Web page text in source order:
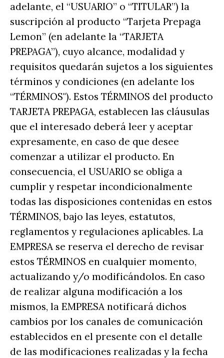
adelante, el “USUARIO” o “TITULAR”) la
suscripción al producto “Tarjeta Prepaga
Lemon” (en adelante la “TARJETA
PREPAGA”), cuyo alcance, modalidad y
requisitos quedarán sujetos a los siguientes
términos y condiciones (en adelante los
“TÉRMINOS"). Estos TÉRMINOS del producto
TARJETA PREPAGA, establecen las cláusulas
que el interesado deberá leer y aceptar
expresamente, en caso de que desee
comenzar a utilizar el producto. En
consecuencia, el USUARIO se obliga a
cumplir y respetar incondicionalmente
todas las disposiciones contenidas en estos
TÉRMINOS, bajo las leyes, estatutos,
reglamentos y regulaciones aplicables. La
EMPRESA se reserva el derecho de revisar
estos TÉRMINOS en cualquier momento,
actualizando y/o modificándolos. En caso
de realizar alguna modificación a los
mismos, la EMPRESA notificará dichos
cambios por los canales de comunicación
establecidos en el presente con el detalle
de las modificaciones realizadas y la fecha